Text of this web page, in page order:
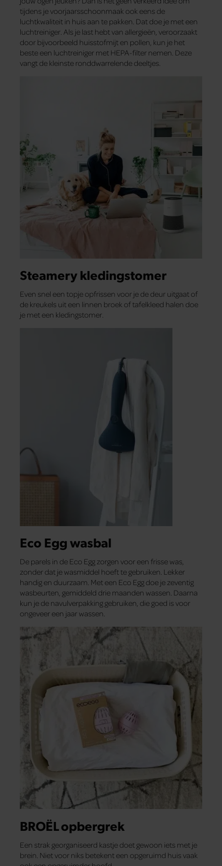
tijdens je voorjaarsschoonmaak ook eens de
luchtkwaliteit in huis aan te pakken. Dat doe je met een
luchtreiniger. Als je last hebt van allergieën, veroorzaakt
door bijvoorbeeld huisstofmijt en pollen, kun je het
beste een luchtreiniger met HEPA-filter nemen. Deze
vangt de kleinste ronddwarrelende deeltjes.
Steamery kledingstomer
Even snel een topje opfrissen voor je de deur uitgaat of
de kreukels uit een linnen broek of tafelkleed halen doe
je met een kledingstomer.
Eco Egg wasbal
De parels in de Eco Egg zorgen voor een frisse was,
zonder dat je wasmiddel hoeft te gebruiken. Lekker
handig en duurzaam. Met een Eco Egg doe je zeventig
wasbeurten, gemiddeld drie maanden wassen. Daarna
kun je de navulverpakking gebruiken, die goed is voor
ongeveer een jaar wassen.
BROËL opbergrek
Een strak georganiseerd kastje doet gewoon iets met je
brein. Niet voor niks betekent een opgeruimd huis vaak